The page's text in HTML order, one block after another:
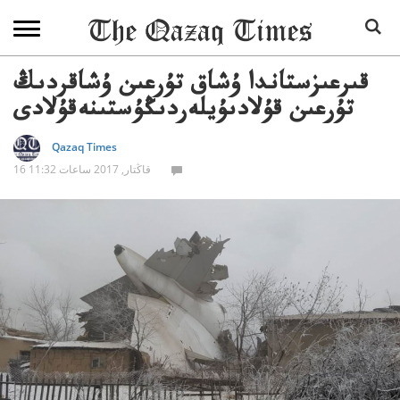
قىرعىزستاندا ۇشاق تۇرعىن ۇشاقردىڭ
تۇرعىن قۇلادىۇيلەردىڭۇستىنەقۇلادى
Qazaq Times
16 قاڭتار, 2017 ساعات 11:32